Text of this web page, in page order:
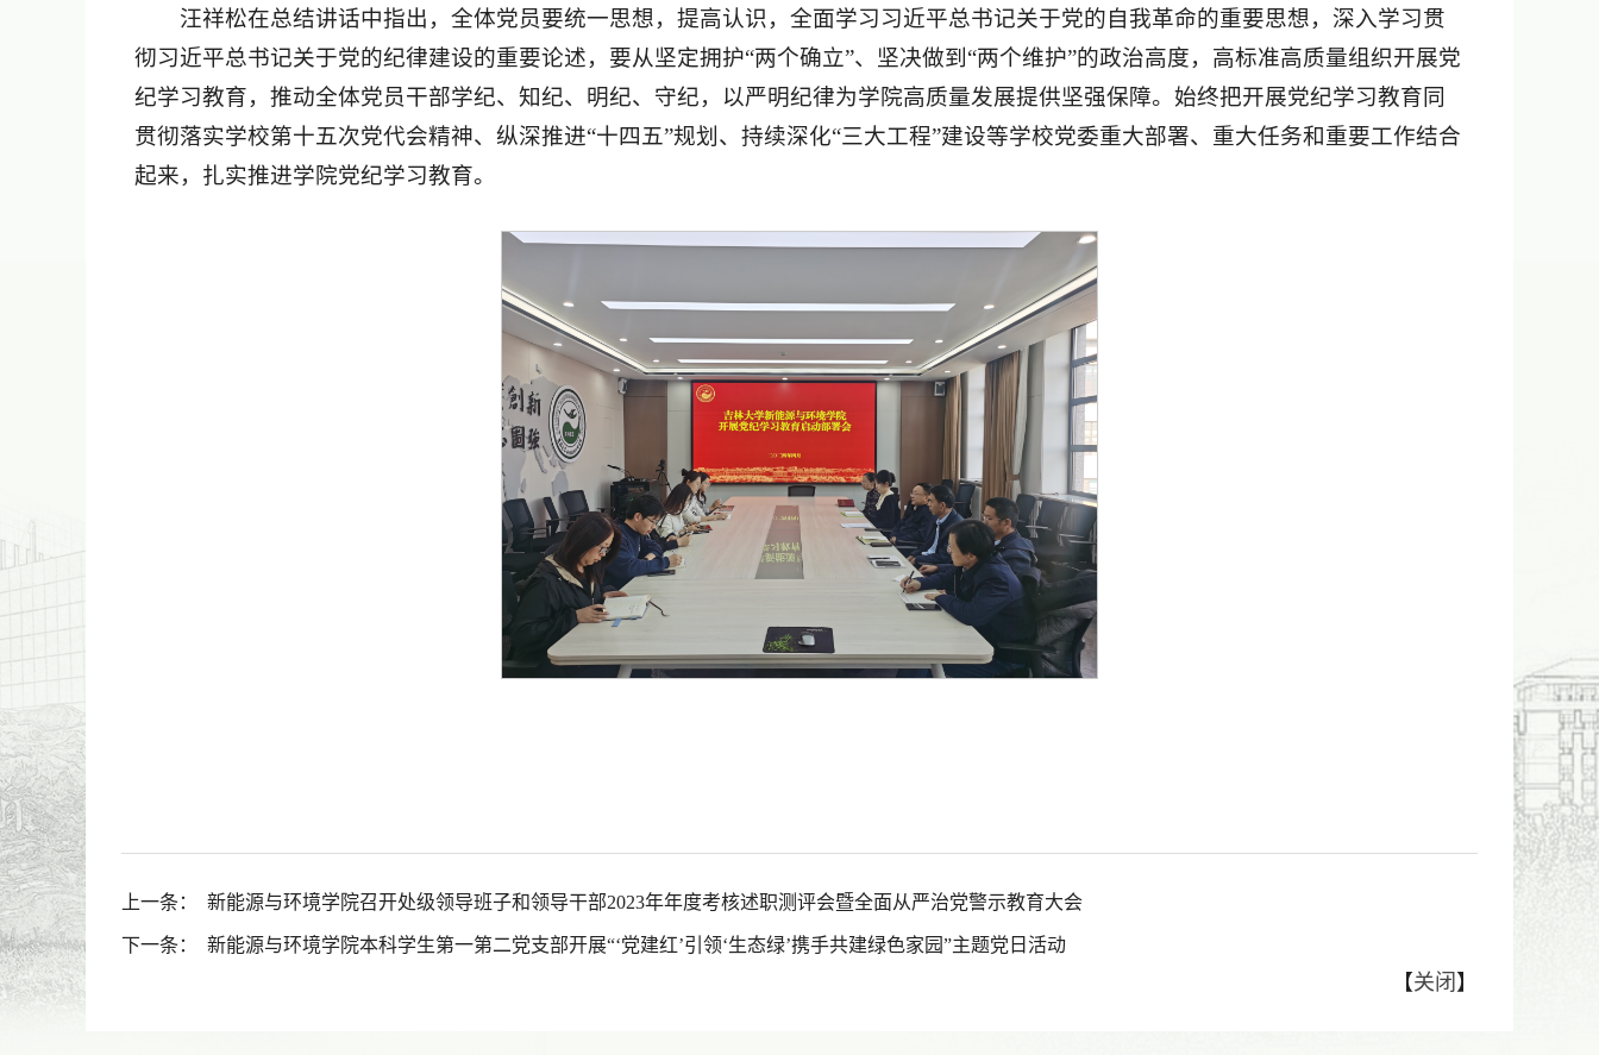
汪祥松在总结讲话中指出，全体党员要统一思想，提高认识，全面学习习近平总书记关于党的自我革命的重要思想，深入学习贯
彻习近平总书记关于党的纪律建设的重要论述，要从坚定拥护“两个确立”、坚决做到“两个维护”的政治高度，高标准高质量组织开展党
纪学习教育，推动全体党员干部学纪、知纪、明纪、守纪，以严明纪律为学院高质量发展提供坚强保障。始终把开展党纪学习教育同
贯彻落实学校第十五次党代会精神、纵深推进“十四五”规划、持续深化“三大工程”建设等学校党委重大部署、重大任务和重要工作结合
起来，扎实推进学院党纪学习教育。
上一条： 新能源与环境学院召开处级领导班子和领导干部2023年年度考核述职测评会暨全面从严治党警示教育大会
下一条： 新能源与环境学院本科学生第一第二党支部开展“‘党建红’引领‘生态绿’携手共建绿色家园”主题党日活动
【关闭 】